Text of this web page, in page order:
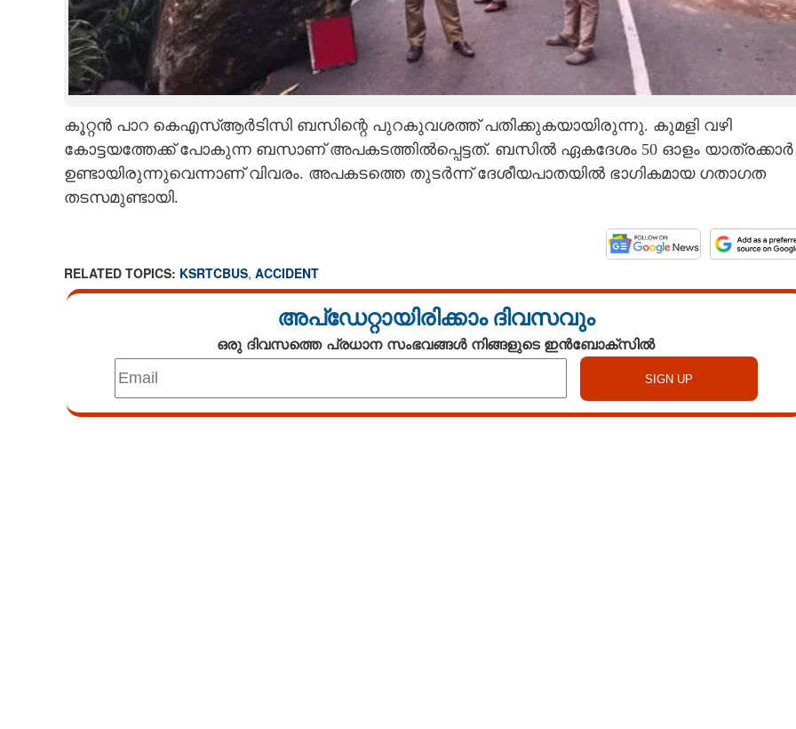
കൂറ്റൻ പാറ കെഎസ്ആർടിസി ബസിന്റെ പുറകുവശത്ത് പതിക്കുകയായിരുന്നു. കുമളി വഴി
കോട്ടയത്തേക്ക് പോകുന്ന ബസാണ് അപകടത്തിൽപ്പെട്ടത്. ബസിൽ ഏകദേശം 50 ഓളം യാത്രക്കാർ
ഉണ്ടായിരുന്നുവെന്നാണ് വിവരം. അപകടത്തെ തുടർന്ന് ദേശീയപാതയിൽ ഭാഗികമായ ഗതാഗത
തടസമുണ്ടായി.
RELATED TOPICS: KSRTCBUS, ACCIDENT
അപ്ഡേറ്റായിരിക്കാം ദിവസവും
ഒരു ദിവസത്തെ പ്രധാന സംഭവങ്ങൾ നിങ്ങളുടെ ഇൻബോക്സിൽ